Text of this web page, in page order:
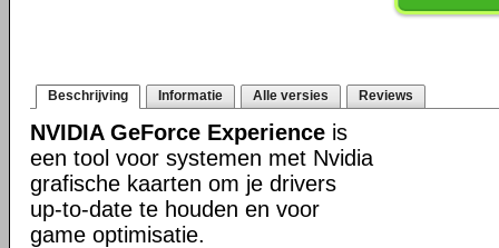
Beschrijving Informatie Alle versies Reviews
NVIDIA GeForce Experience is
een tool voor systemen met Nvidia
grafische kaarten om je drivers
up-to-date te houden en voor
game optimisatie.